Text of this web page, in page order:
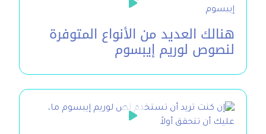
هنالك العديد من الأنواع المتوفرة
لنصوص لوريم إيبسوم